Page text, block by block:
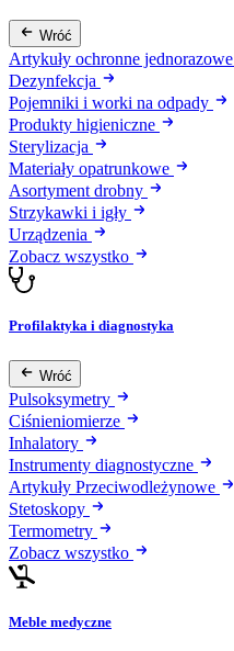
Wróć
Artykuły ochronne jednorazowe
Dezynfekcja
Pojemniki i worki na odpady
Produkty higieniczne
Sterylizacja
Materiały opatrunkowe
Asortyment drobny
Strzykawki i igły
Urządzenia
Zobacz wszystko
Profilaktyka i diagnostyka
Wróć
Pulsoksymetry
Ciśnieniomierze
Inhalatory
Instrumenty diagnostyczne
Artykuły Przeciwodleżynowe
Stetoskopy
Termometry
Zobacz wszystko
Meble medyczne